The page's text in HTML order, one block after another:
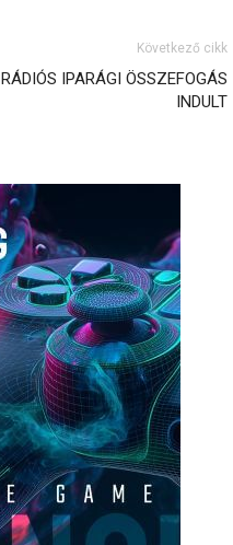
Következő cikk
RÁDIÓS IPARÁGI ÖSSZEFOGÁS
INDULT